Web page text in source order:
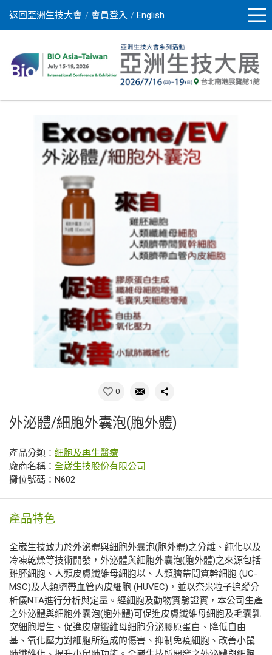
返回亞洲生技大會 會員登入 English
0
外泌體/細胞外囊泡(胞外體)
產品分類： 細胞及再生醫療
廠商名稱： 全崴生技股份有限公司
攤位號碼：N602
產品特色
全崴生技致力於外泌體與細胞外囊泡(胞外體)之分離、純化以及
冷凍乾燥等技術開發，外泌體與細胞外囊泡(胞外體)之來源包括:
雞胚細胞、人類皮膚纖維母細胞以、人類臍帶間質幹細胞 (UC-
MSC)及人類臍帶血管內皮細胞 (HUVEC)，並以奈米粒子追蹤分
析儀NTA進行分析與定量。經細胞及動物實驗證實，本公司生產
之外泌體與細胞外囊泡(胞外體)可促進皮膚纖維母細胞及毛囊乳
突細胞增生、促進皮膚纖維母細胞分泌膠原蛋白、降低自由
基、氧化壓力對細胞所造成的傷害、抑制免疫細胞、改善小鼠